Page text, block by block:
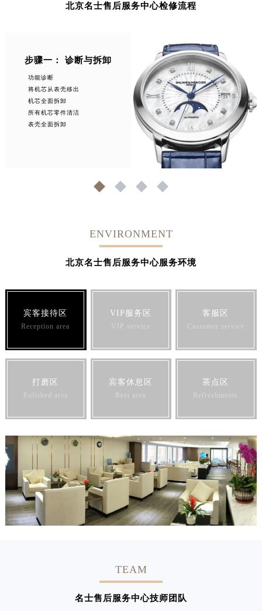
北京名士售后服务中心检修流程
步骤一： 诊断与拆卸
功能诊断
将机芯从表壳移出
机芯全面拆卸
所有机芯零件清洁
表壳全面拆卸
1 2 3 4
ENVIRONMENT
北京名士售后服务中心服务环境
宾客接待区
Reception area
VIP服务区
VIP service
客服区
Customer service
打磨区
Polished area
宾客休息区
Rest area
茶点区
Refreshments
TEAM
名士售后服务中心技师团队